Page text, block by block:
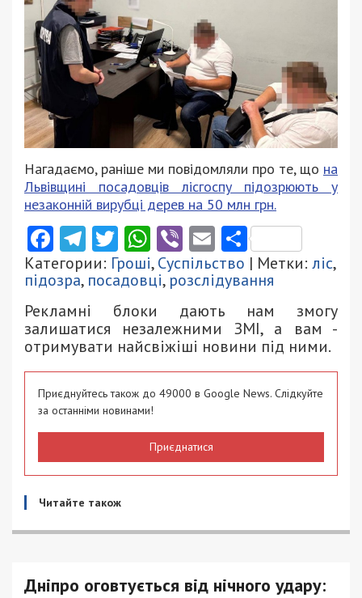
Нагадаємо, раніше ми повідомляли про те, що на
Львівщині посадовців лісгоспу підозрюють у
незаконній вирубці дерев на 50 млн грн.
Facebook
Telegram
Twitter
WhatsApp
ViberEmail
Категории: Гроші,Суспільство | Метки: ліс,
підозра, посадовці, розслідування
Рекламні блоки дають нам змогу
залишатися незалежними ЗМІ, а вам -
отримувати найсвіжіші новини під ними.
Приєднуйтесь також до 49000 в Google News. Слідкуйте
за останніми новинами!
Приєднатися
Читайте також
Дніпро оговтується від нічного удару: